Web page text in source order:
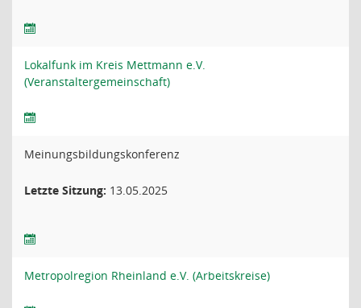
Lokalfunk im Kreis Mettmann e.V.
(Veranstaltergemeinschaft)
Meinungsbildungskonferenz
Letzte Sitzung: 13.05.2025
Metropolregion Rheinland e.V. (Arbeitskreise)